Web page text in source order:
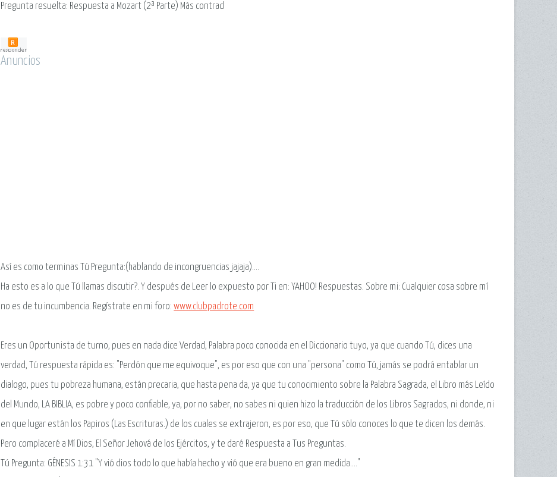
Pregunta resuelta: Respuesta a Mozart (2ª Parte) Más contrad
Anuncios
Así es como terminas Tú Pregunta:(hablando de incongruencias jajaja)....
Ha esto es a lo que Tú llamas discutir?. Y después de Leer lo expuesto por Ti en: YAHOO! Respuestas. Sobre mi: Cualquier cosa sobre mí
no es de tu incumbencia. Regístrate en mi foro:www.clubpadrote.com
Eres un Oportunista de turno, pues en nada dice Verdad, Palabra poco conocida en el Diccionario tuyo, ya que cuando Tú, dices una
verdad, Tú respuesta rápida es: "Perdón que me equivoque", es por eso que con una "persona" como Tú, jamás se podrá entablar un
dialogo, pues tu pobreza humana, están precaria, que hasta pena da, ya que tu conocimiento sobre la Palabra Sagrada, el Libro más Leído
del Mundo, LA BIBLIA, es pobre y poco confiable, ya, por no saber, no sabes ni quien hizo la traducción de los Libros Sagrados, ni donde, ni
en que lugar están los Papiros (Las Escrituras.) de los cuales se extrajeron, es por eso, que Tú sólo conoces lo que te dicen los demás.
Pero complaceré a Mí Dios, El Señor Jehová de los Ejércitos, y te daré Respuesta a Tus Preguntas.
Tú Pregunta: GÉNESIS 1:31 "Y vió dios todo lo que había hecho y vió que era bueno en gran medida...."